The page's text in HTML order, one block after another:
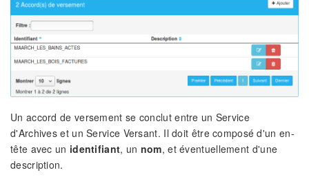
Un accord de versement se conclut entre un Service
d'Archives et un Service Versant. Il doit être composé d'un en-
tête avec un identifiant, un nom, et éventuellement d'une
description.